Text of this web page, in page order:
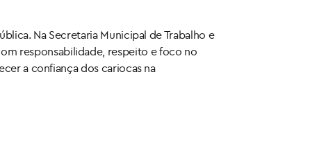
Na Secretaria Municipal de Trabalho e
responsabilidade, respeito e foco no
a confiança dos cariocas na